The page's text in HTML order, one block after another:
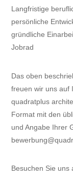
Langfristige
persönliche
gründliche
Jobrad
Das oben
freuen wir uns auf
quadratplus
Format mit den
und Angabe Ihrer
Besuchen Sie uns